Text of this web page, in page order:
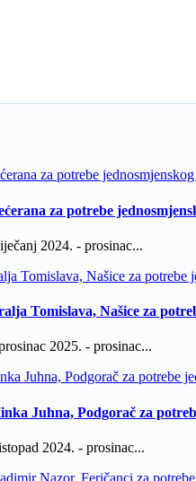
za potrebe
2024. - prosinac...
Tomislava, Našice za
2025. - prosinac...
Juhna, Podgorač za
2024. - prosinac...